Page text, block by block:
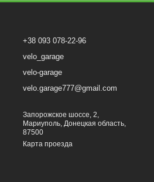
+38 093 078-22-96
velo_garage
velo-garage
velo.garage777@gmail.com
Запорожское шоссе, 2,
Мариуполь, Донецкая область,
87500
Карта проезда